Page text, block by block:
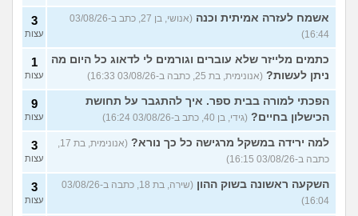
אשמח לעזרה אמיתית וכנה
(אנושי, בן 27, כתב ב-03/08/26
16:44)
3
עצות
כתמים מלייזר שלא עוברים וגורמים לי לדאוג כל היום מה
ניתן לעשות? (אנונימית, בת 25, כתבה ב-03/08/26 16:33)
1
עצות
הפכתי למורה בבית ספר. איך להתגבר על תחושת
הכישלון בחיים? (גידי, בן 40, כתב ב-03/08/26 16:24)
9
עצות
למה ירידה במשקל מרגישה כל כך נורא?
(אנונימית, בת 17,
כתבה ב-03/08/26 16:15)
3
עצות
השקעה ראשונה בשוק ההון
(שירה, בת 18, כתבה ב-03/08/26
16:04)
3
עצות